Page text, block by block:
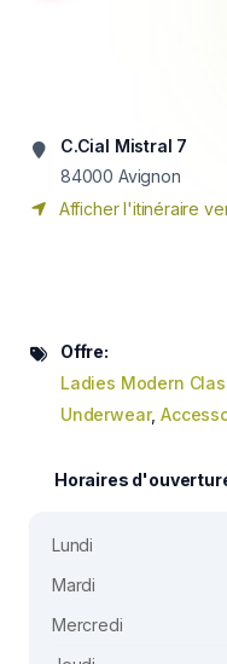
C.Cial Mistral 7
84000 Avignon
Afficher l'itinéraire
Offre:
Ladies Modern
Underwear,
Horaires
Lundi
Mardi
Mercredi